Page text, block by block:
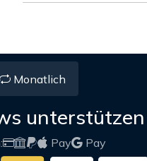
Monatlich
unterstützen
Pay
Pay